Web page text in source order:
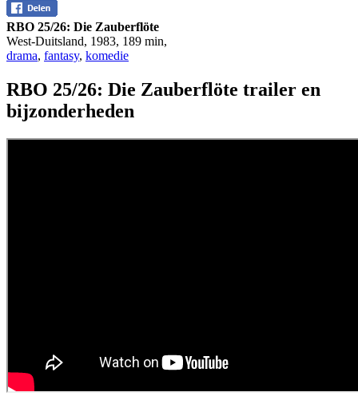
RBO 25/26: Die Zauberflöte
West-Duitsland, 1983, 189 min,
drama, fantasy, komedie
RBO 25/26: Die Zauberflöte trailer en
bijzonderheden